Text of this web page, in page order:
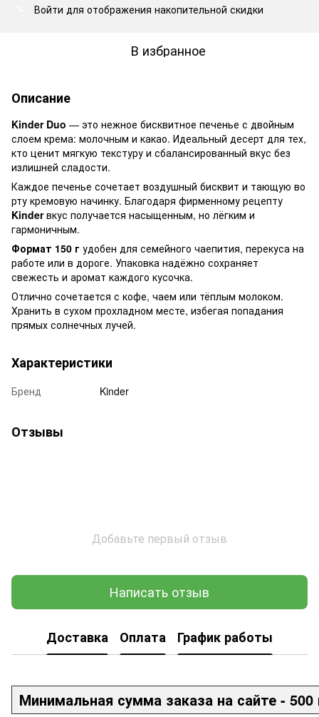
Войти для отображения накопительной скидки
В избранное
Описание
Kinder Duo — это нежное бисквитное печенье с двойным
слоем крема: молочным и какао. Идеальный десерт для тех,
кто ценит мягкую текстуру и сбалансированный вкус без
излишней сладости.
Каждое печенье сочетает воздушный бисквит и тающую во
рту кремовую начинку. Благодаря фирменному рецепту
Kinderвкус получается насыщенным, но лёгким и
гармоничным.
Формат 150 г удобен для семейного чаепития, перекуса на
работе или в дороге. Упаковка надёжно сохраняет
свежесть и аромат каждого кусочка.
Отлично сочетается с кофе, чаем или тёплым молоком.
Хранить в сухом прохладном месте, избегая попадания
прямых солнечных лучей.
Характеристики
Бренд Kinder
Отзывы
Добавьте первый отзыв
Написать отзыв
Доставка Оплата График работы
Минимальная сумма заказа на сайте - 500